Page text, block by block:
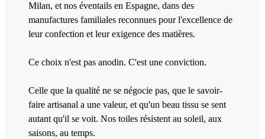
Milan, et nos éventails en Espagne, dans des
manufactures familiales reconnues pour l'excellence de
leur confection et leur exigence des matières.
Ce choix n'est pas anodin. C'est une conviction.
Celle que la qualité ne se négocie pas, que le savoir-
faire artisanal a une valeur, et qu'un beau tissu se sent
autant qu'il se voit. Nos toiles résistent au soleil, aux
saisons, au temps.